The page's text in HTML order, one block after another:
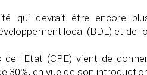
qui devrait être encore
local (BDL) et de
de l'Etat (CPE) vient de
30%, en vue de son